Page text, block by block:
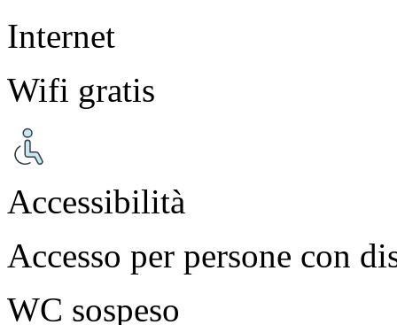
Internet
Wifi gratis
Accessibilità
Accesso per persone con
WC sospeso